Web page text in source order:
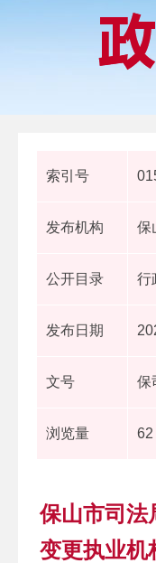
索引号
发布机构 保
公开目录 行
发布日期
文号 保
浏览量 62
保山市司法
变更执业机